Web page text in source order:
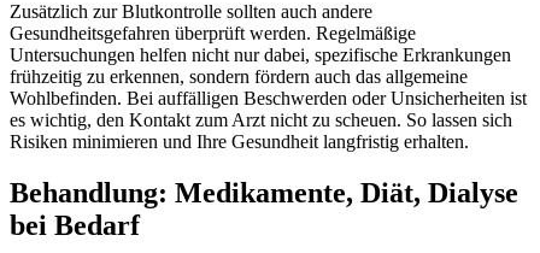
Zusätzlich zur Blutkontrolle sollten auch andere
Gesundheitsgefahren überprüft werden. Regelmäßige
Untersuchungen helfen nicht nur dabei, spezifische Erkrankungen
frühzeitig zu erkennen, sondern fördern auch das allgemeine
Wohlbefinden. Bei auffälligen Beschwerden oder Unsicherheiten ist
es wichtig, den Kontakt zum Arzt nicht zu scheuen. So lassen sich
Risiken minimieren und Ihre Gesundheit langfristig erhalten.
Behandlung: Medikamente, Diät, Dialyse
bei Bedarf